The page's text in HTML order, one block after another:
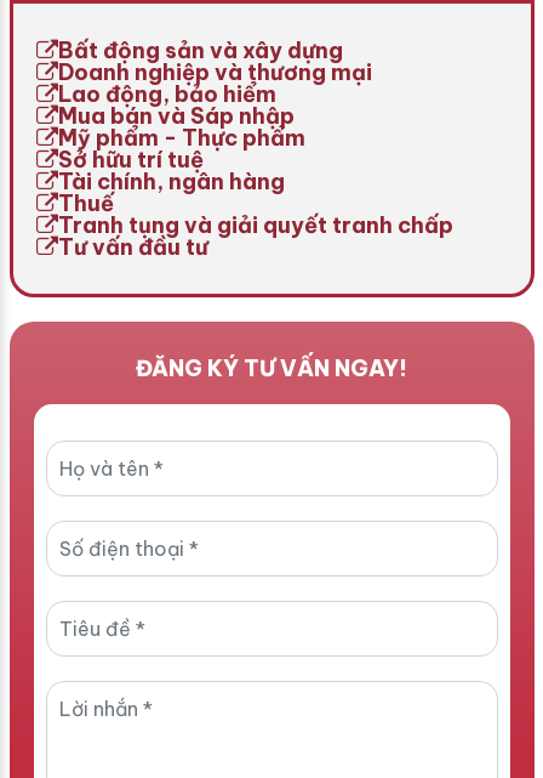
[…]
thể […]
Bất động sản và xây dựng
Doanh nghiệp và thương mại
Lao động, bảo hiểm
Mua bán và Sáp nhập
Mỹ phẩm - Thực phẩm
Sở hữu trí tuệ
Tài chính, ngân hàng
Thuế
Tranh tụng và giải quyết tranh chấp
Tư vấn đầu tư
ĐĂNG KÝ TƯ VẤN NGAY!